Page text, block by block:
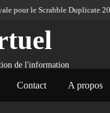
le Scrabble Duplicate 2026
de l'information
Contact A propos